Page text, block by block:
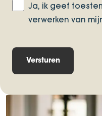
Ja, ik geef
verwerken van